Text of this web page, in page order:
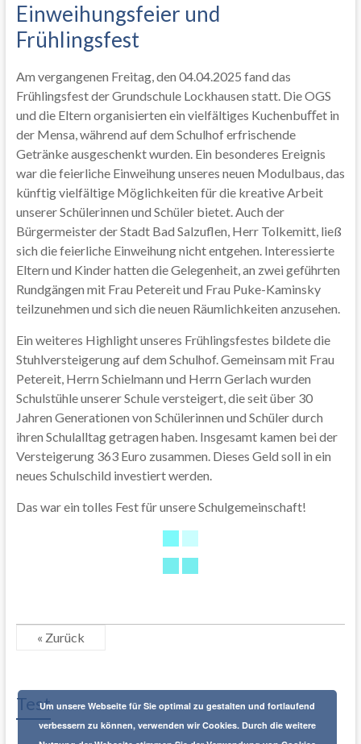
Einweihungsfeier und
Frühlingsfest
Am vergangenen Freitag, den 04.04.2025 fand das
Frühlingsfest der Grundschule Lockhausen statt. Die OGS
und die Eltern organisierten ein vielfältiges Kuchenbuﬀet in
der Mensa, während auf dem Schulhof erfrischende
Getränke ausgeschenkt wurden. Ein besonderes Ereignis
war die feierliche Einweihung unseres neuen Modulbaus, das
künftig vielfältige Möglichkeiten für die kreative Arbeit
unserer Schülerinnen und Schüler bietet. Auch der
Bürgermeister der Stadt Bad Salzuflen, Herr Tolkemitt, ließ
sich die feierliche Einweihung nicht entgehen. Interessierte
Eltern und Kinder hatten die Gelegenheit, an zwei geführten
Rundgängen mit Frau Petereit und Frau Puke-Kaminsky
teilzunehmen und sich die neuen Räumlichkeiten anzusehen.
Ein weiteres Highlight unseres Frühlingsfestes bildete die
Stuhlversteigerung auf dem Schulhof. Gemeinsam mit Frau
Petereit, Herrn Schielmann und Herrn Gerlach wurden
Schulstühle unserer Schule versteigert, die seit über 30
Jahren Generationen von Schülerinnen und Schüler durch
ihren Schulalltag getragen haben. Insgesamt kamen bei der
Versteigerung 363 Euro zusammen. Dieses Geld soll in ein
neues Schulschild investiert werden.
Das war ein tolles Fest für unsere Schulgemeinschaft!
« Zurück
TestUm unsere Webseite für Sie optimal zu gestalten und fortlaufend
verbessern zu können, verwenden wir Cookies. Durch die weitere